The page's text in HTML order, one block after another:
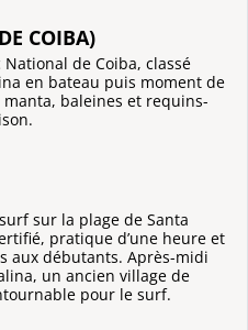
COIBA)
de Coiba, classé
en bateau puis moment de
baleines et requins-
sur la plage de Santa
pratique d’une heure et
aux débutants. Après-midi
un ancien village de
pour le surf.